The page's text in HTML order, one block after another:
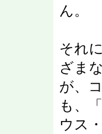
ん。
それ
ざま
が、
も、
ウス